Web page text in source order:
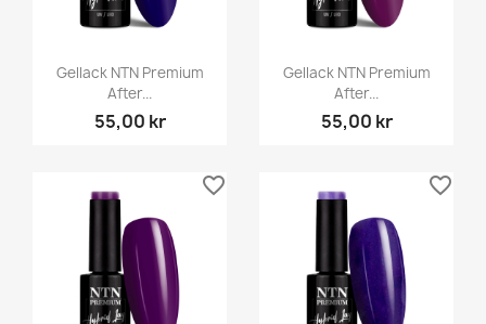
Gellack NTN Premium
After...
55,00 kr
Gellack NTN Premium
After...
55,00 kr
favorite_border favorite_border